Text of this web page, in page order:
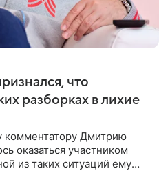
что
разборках в лихие
комментатору Дмитрию
оказаться участником
из таких ситуаций ему